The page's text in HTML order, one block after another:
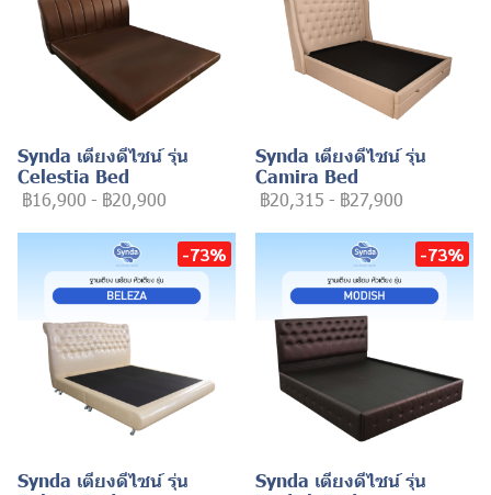
Synda เตียงดีไซน์ รุ่น
Celestia Bed
฿16,900 - ฿20,900
Synda เตียงดีไซน์ รุ่น
Camira Bed
฿20,315 - ฿27,900
-73%
Synda เตียงดีไซน์ รุ่น
-73%
Synda เตียงดีไซน์ รุ่น